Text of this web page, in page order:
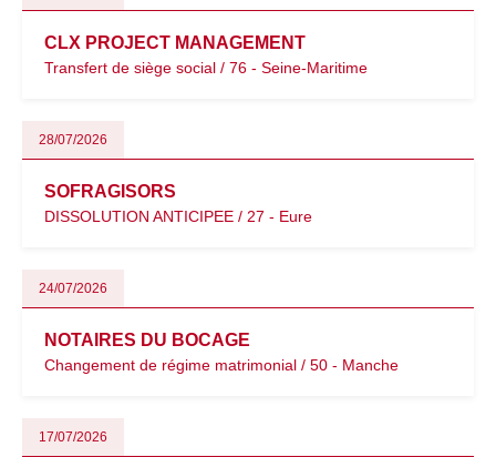
CLX PROJECT MANAGEMENT
Transfert de siège social / 76 - Seine-Maritime
28/07/2026
SOFRAGISORS
DISSOLUTION ANTICIPEE / 27 - Eure
24/07/2026
NOTAIRES DU BOCAGE
Changement de régime matrimonial / 50 - Manche
17/07/2026